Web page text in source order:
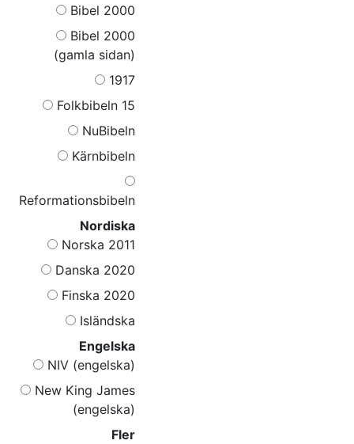
Bibel 2000
Bibel 2000
(gamla sidan)
1917
Folkbibeln 15
NuBibeln
Kärnbibeln
Reformationsbibeln
Nordiska
Norska 2011
Danska 2020
Finska 2020
Isländska
Engelska
NIV (engelska)
New King James
(engelska)
Fler